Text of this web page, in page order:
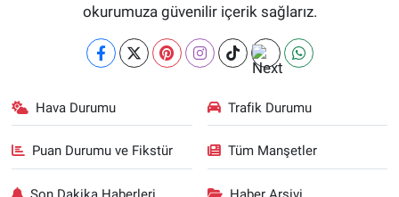
okurumuza güvenilir içerik sağlarız.
Hava Durumu Trafik Durumu
Puan Durumu ve Fikstür Tüm Manşetler